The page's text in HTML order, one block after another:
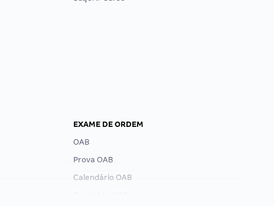
EXAME DE ORDEM
OAB
Prova OAB
Calendário OAB